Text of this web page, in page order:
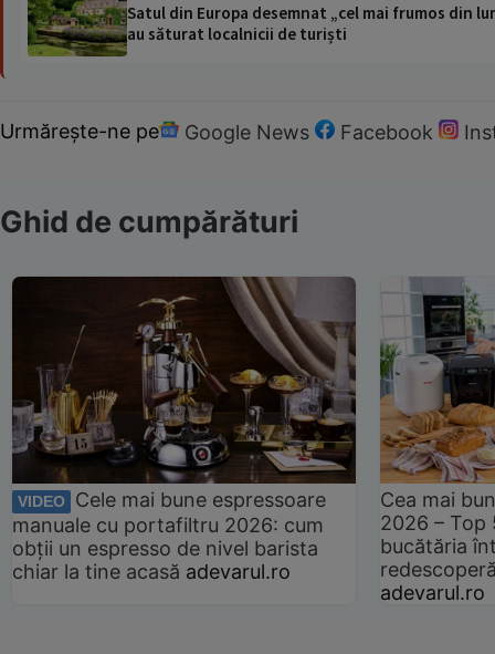
Satul din Europa desemnat „cel mai frumos din
au săturat localnicii de turiști
Urmărește-ne pe Google News Facebook
Ghid de cumpărături
VIDEO
Cele mai bune espressoare
manuale cu portafiltru 2026: cum
obții un espresso de nivel barista
chiar la tine acasă adevarul.ro
Cea mai
2026 –
bucătăria
adevarul.ro